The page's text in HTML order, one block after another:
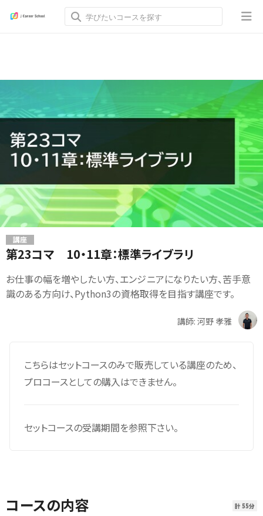
講座
第23コマ 10・11章：標準ライブラリ
お仕事の幅を増やしたい方、エンジニアになりたい方、苦手意
識のある方向け、Python3の資格取得を目指す講座です。
講師: 河野 孝雅
こちらはセットコースのみで販売している講座のため、
プロコースとしての購入はできません。
セットコースの受講期間を参照下さい。
コースの内容 計 55分